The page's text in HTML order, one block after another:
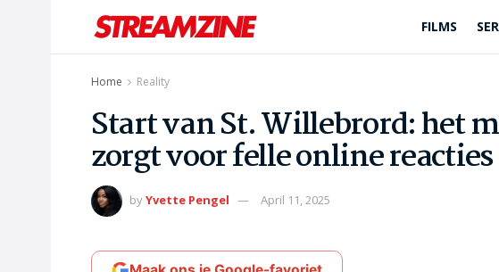
FILMS
Home Reality
Start van St. Willebrord: het
zorgt voor felle online reacties
byYvette Pengel April 11, 2025